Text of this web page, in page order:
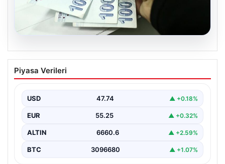
07.08.2026
Nisan Ayı Doğum Yardımı Ödemeleri
2026: Ödemeler Yapıldı mı? Bakan
Her ay düzenli olarak yapılan doğum yardımı ödemeleri,
Piyasa Verileri
USD 47.74 ▲ +0.18%
EUR 55.25 ▲ +0.32%
ALTIN 6660.6 ▲ +2.59%
BTC 3096680 ▲ +1.07%